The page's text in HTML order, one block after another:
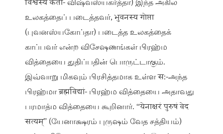
विश्वस्य कर्ता- விஷ்வஸ்யகர்த்தா) இந்த அகில
உலகத்தைப் படைத்தவர், भुवनस्य गोप्ता
(புவனஸ்யகோப்தா) படைத்த உலகத்தைக்
காப்பவர் என்ற விசேஷணங்கள் பிரஹ்ம
வித்தையை துதிப்பதின் பொருட்டாகும்.
இவ்வாறு மிகவும் பிரசித்தமாக உள்ள स:-அந்த
பிரஹ்மா ब्रह्मविद्यां- பிரஹ்ம வித்தையை அதாவது
பரமாத்ம வித்தையை கூறினார். “येनाक्षरं पुरुषं वेद
सत्यम्‌” (யேனாக்ஷரம் புருஷம் வேத சத்தியம்)